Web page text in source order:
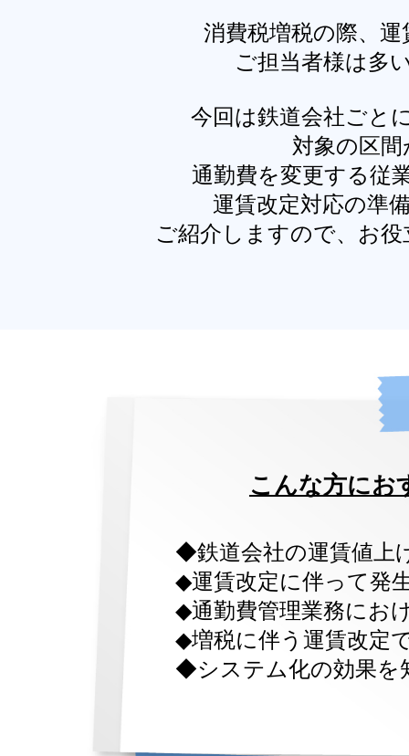
◆鉄道会社の運賃値上
◆運賃改定に伴って発
◆通勤費管理業務にお
◆増税に伴う運賃改定
◆システム化の効果を
消費税増税の際、
ご担当者様は多
今回は鉄道会社ごと
対象の区
通勤費を変更する従
運賃改定対応の準
ご紹介しますので、お
こんな方にお